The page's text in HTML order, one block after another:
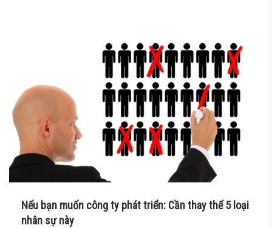
Nếu bạn muốn công ty phát triển: Cần thay thế 5 loại
nhân sự này